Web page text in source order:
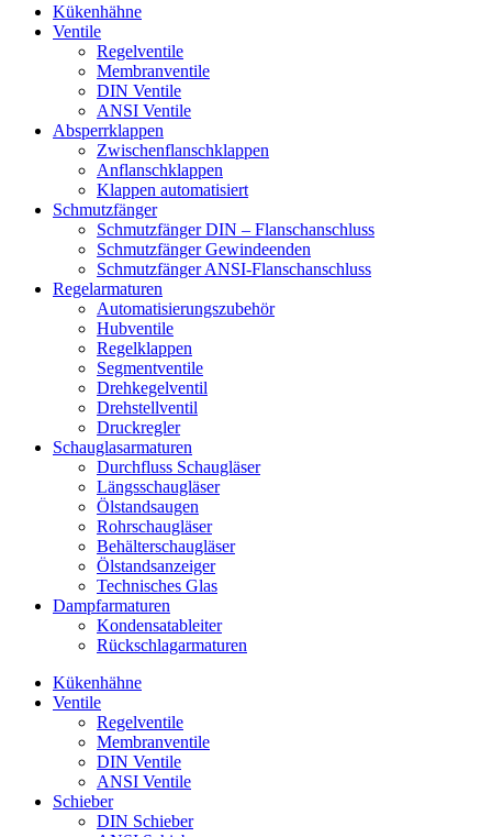
Kükenhähne
Ventile
Regelventile
Membranventile
DIN Ventile
ANSI Ventile
Absperrklappen
Zwischenflanschklappen
Anflanschklappen
Klappen automatisiert
Schmutzfänger
Schmutzfänger DIN – Flanschanschluss
Schmutzfänger Gewindeenden
Schmutzfänger ANSI-Flanschanschluss
Regelarmaturen
Automatisierungszubehör
Hubventile
Regelklappen
Segmentventile
Drehkegelventil
Drehstellventil
Druckregler
Schauglas­armaturen
Durchfluss Schaugläser
Längsschaugläser
Ölstandsaugen
Rohrschaugläser
Behälterschaugläser
Ölstandsanzeiger
Technisches Glas
Dampfarmaturen
Kondensatableiter
Rückschlagarmaturen
Kükenhähne
Ventile
Regelventile
Membranventile
DIN Ventile
ANSI Ventile
Schieber
DIN Schieber